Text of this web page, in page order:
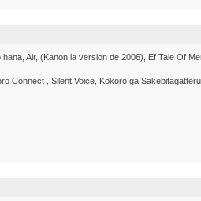
Air, (Kanon la version de 2006), Ef Tale Of
Connect , Silent Voice, Kokoro ga